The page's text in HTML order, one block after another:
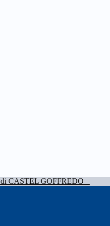
di CASTEL GOFFREDO